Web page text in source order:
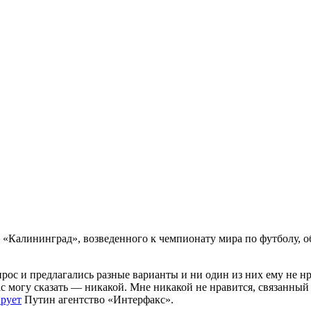
возведенного к чемпионату мира по футболу,
и предлагались разные варианты и ни один из них ему не
могу сказать — никакой. Мне никакой не нравится,
Путин агентство «Интерфакс».